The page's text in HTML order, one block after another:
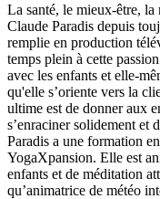
La santé, le mieux-être,
Claude Paradis depuis
remplie en production
temps plein à cette
avec les enfants et elle-
qu'elle s’oriente vers la
ultime est de donner aux
s’enraciner solidement et
Paradis a une formation
YogaXpansion. Elle est
enfants et de méditation
qu’animatrice de météo